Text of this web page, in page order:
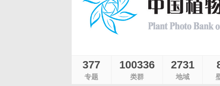
377
专题
100336
类群
2731
地域